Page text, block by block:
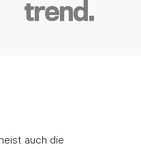
auch die